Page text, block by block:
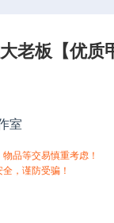
老板【优质
室
品等交易慎重考虑！
，谨防受骗！